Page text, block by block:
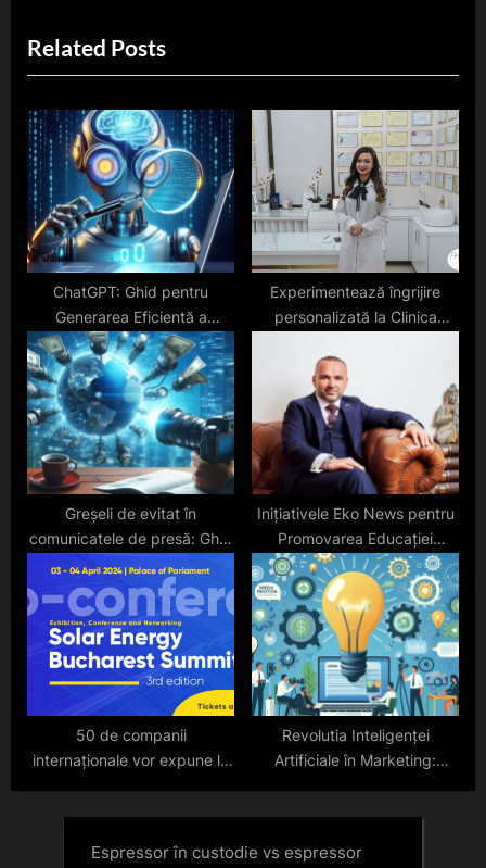
o
u
s
P
o
s
t
:
t
P
o
s
t
:
Related Posts
ChatGPT: Ghid pentru
Generarea Eficientă a
Conținutului SEO
Experimentează îngrijire
personalizată la Clinica
Greșeli de evitat în
comunicatele de presă: Ghid
pentru o comunicare
eficientă
Inițiativele Eko News pentru
Promovarea Educației
Financiare
50 de companii
internaționale vor expune la
Revolutia Inteligenței
Artificiale în Marketing:
Espressor în custodie vs espressor